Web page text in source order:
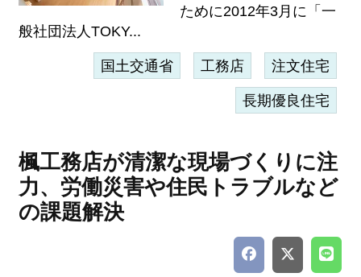
ために2012年3月に「一
般社団法人TOKY...
国土交通省 工務店 注文住宅
長期優良住宅
楓工務店が清潔な現場づくりに注
力、労働災害や住民トラブルなど
の課題解決